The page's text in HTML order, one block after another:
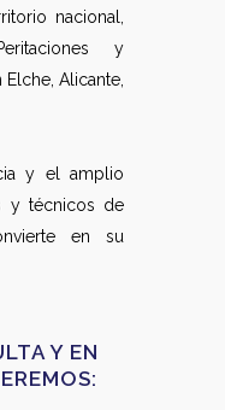
nacional,
y
Alicante,
y el amplio
y técnicos de
en su
Y EN